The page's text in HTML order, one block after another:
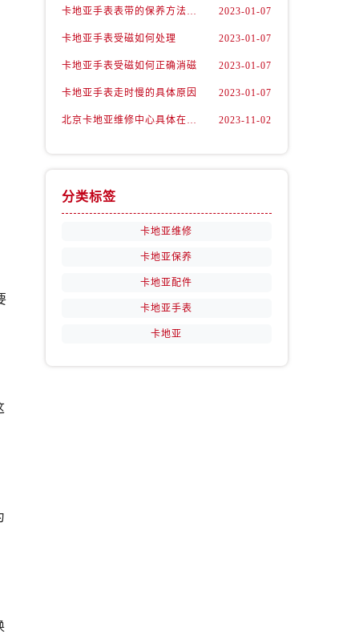
卡地亚手表表带的保养方法有哪些？ 2023-01-07
卡地亚手表受磁如何处理 2023-01-07
卡地亚手表受磁如何正确消磁 2023-01-07
卡地亚手表走时慢的具体原因 2023-01-07
北京卡地亚维修中心具体在哪里？ 2023-11-02
分类标签
卡地亚维修
卡地亚保养
卡地亚配件
卡地亚手表
卡地亚